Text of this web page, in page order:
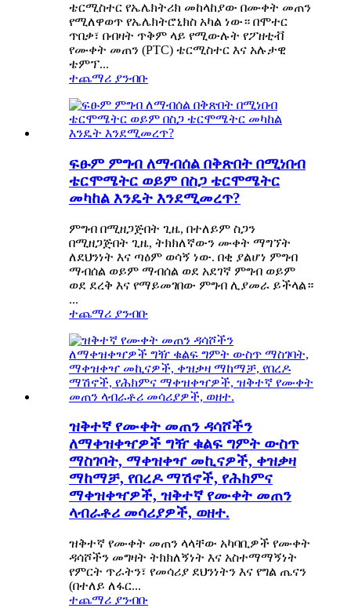
ቴርሚስተር የኤሌክትሪክ መከላከያው በሙቀት መጠን
የሚለዋወጥ የኤሌክትሮኒክስ አካል ነው። በሞተር
ጥበቃ፣ በብዛት ጥቅም ላይ የሚውሉት የፖዘቲቭ
የሙቀት መጠን (PTC) ቴርሚስተር እና አሉታዊ
ቴምፕ...
ተጨማሪ ያንብቡ
ፍፁም ምግብ ለማብሰል በቅጽበት በሚነበብ
ቴርሞሜትር ወይም በስጋ ቴርሞሜትር
መካከል እንዴት እንደሚመረጥ?
ምግብ በሚዘጋጅበት ጊዜ, በተለይም ስጋን
በሚዘጋጅበት ጊዜ, ትክክለኛውን ሙቀት ማግኘት
ለደህንነት እና ጣዕም ወሳኝ ነው. በቂ ያልሆነ ምግብ
ማብሰል ወይም ማብሰል ወደ አደገኛ ምግብ ወይም
ወደ ደረቅ እና የማይመገበው ምግብ ሊያመራ ይችላል።
...
ተጨማሪ ያንብቡ
ዝቅተኛ የሙቀት መጠን ዳሳሾችን
ለማቀዝቀዣዎች ግዥ ቁልፍ ግምት ውስጥ
ማስገባት, ማቀዝቀዣ መኪናዎች, ቀዝቃዛ
ማከማቻ, የበረዶ ማሽኖች, የሕክምና
ማቀዝቀዣዎች, ዝቅተኛ የሙቀት መጠን
ላብራቶሪ መሳሪያዎች, ወዘተ.
ዝቅተኛ የሙቀት መጠን ላላቸው አካባቢዎች የሙቀት
ዳሳሾችን መግዛት ትክክለኝነት እና አስተማማኝነት
የምርት ጥራትን፣ የመሳሪያ ደህንነትን እና የግል ጤናን
(በተለይ ለፋር...
ተጨማሪ ያንብቡ